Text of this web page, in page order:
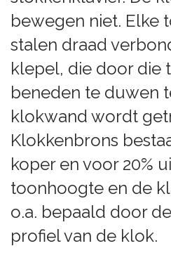
bewegen niet. Elke
stalen draad
klepel, die door die
beneden te duwen
klokwand wordt
Klokkenbrons
koper en voor 20%
toonhoogte en de
o.a. bepaald door
profiel van de klok.